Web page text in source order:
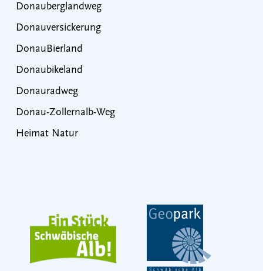
Donauberglandweg
Donauversickerung
DonauBierland
Donaubikeland
Donauradweg
Donau-Zollernalb-Weg
Heimat Natur